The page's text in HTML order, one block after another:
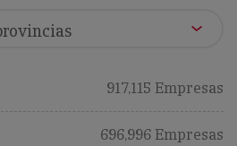
917,115 Empresas
696,996 Empresas